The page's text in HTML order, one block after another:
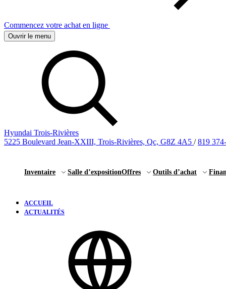
Commencez votre achat en ligne
Ouvrir le menu
Hyundai Trois-Rivières
5225 Boulevard Jean-XXIII, Trois-Rivières, Qc, G8Z 4A5 / 819
Inventaire Salle d’expositionOffres Outils d’achat
ACCUEIL
ACTUALITÉS